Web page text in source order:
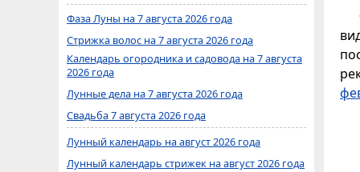
Фаза Луны на 7 августа 2026 года
Стрижка волос на 7 августа 2026 года
Календарь огородника и садовода на 7 августа
2026 года
Лунные дела на 7 августа 2026 года
Свадьба 7 августа 2026 года
Лунный календарь на август 2026 года
Лунный календарь стрижек на август 2026 года